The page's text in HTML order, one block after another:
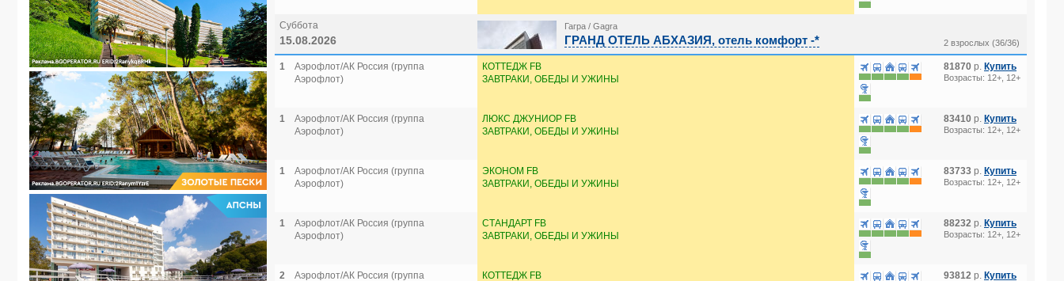
Суббота
15.08.2026
Гагра / Gagra
ГРАНД ОТЕЛЬ АБХАЗИЯ, отель комфорт -* 2 взрослых (36/36)
1
Аэрофлот/АК Россия (группа
Аэрофлот)
КОТТЕДЖ FB
ЗАВТРАКИ, ОБЕДЫ И УЖИНЫ
81870 р. Купить
Возрасты: 12+, 12+
1
Аэрофлот/АК Россия (группа
Аэрофлот)
ЛЮКС ДЖУНИОР FB
ЗАВТРАКИ, ОБЕДЫ И УЖИНЫ
83410 р. Купить
Возрасты: 12+, 12+
1
Аэрофлот/АК Россия (группа
Аэрофлот)
ЭКОНОМ FB
ЗАВТРАКИ, ОБЕДЫ И УЖИНЫ
83733 р. Купить
Возрасты: 12+, 12+
1
Аэрофлот/АК Россия (группа
Аэрофлот)
СТАНДАРТ FB
ЗАВТРАКИ, ОБЕДЫ И УЖИНЫ
88232 р. Купить
Возрасты: 12+, 12+
2
Аэрофлот/АК Россия (группа
КОТТЕДЖ FB
93812 р. Купить